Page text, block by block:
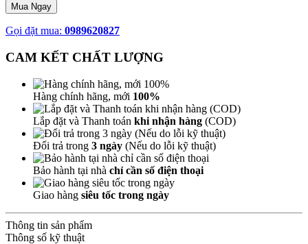
Mua Ngay
Gọi đặt mua: 0989620827
CAM KẾT CHẤT LƯỢNG
Hàng chính hãng, mới 100%
Lắp đặt và Thanh toán khi nhận hàng (COD)
Đổi trả trong 3 ngày (Nếu do lỗi kỹ thuật)
Bảo hành tại nhà chỉ cần số điện thoại
Giao hàng siêu tốc trong ngày
Thông tin sản phẩm
Thông số kỹ thuật